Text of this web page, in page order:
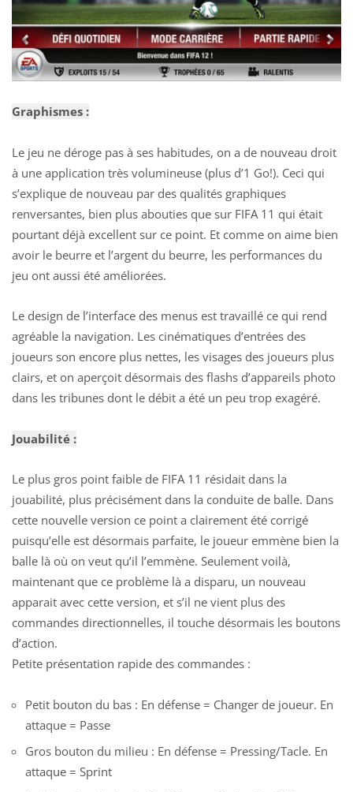
Graphismes :
Le jeu ne déroge pas à ses habitudes, on a de nouveau droit
à une application très volumineuse (plus d’1 Go!). Ceci qui
s’explique de nouveau par des qualités graphiques
renversantes, bien plus abouties que sur FIFA 11 qui était
pourtant déjà excellent sur ce point. Et comme on aime bien
avoir le beurre et l’argent du beurre, les performances du
jeu ont aussi été améliorées.
Le design de l’interface des menus est travaillé ce qui rend
agréable la navigation. Les cinématiques d’entrées des
joueurs son encore plus nettes, les visages des joueurs plus
clairs, et on aperçoit désormais des flashs d’appareils photo
dans les tribunes dont le débit a été un peu trop exagéré.
Jouabilité :
Le plus gros point faible de FIFA 11 résidait dans la
jouabilité, plus précisément dans la conduite de balle. Dans
cette nouvelle version ce point a clairement été corrigé
puisqu’elle est désormais parfaite, le joueur emmène bien la
balle là où on veut qu’il l’emmène. Seulement voilà,
maintenant que ce problème là a disparu, un nouveau
apparait avec cette version, et s’il ne vient plus des
commandes directionnelles, il touche désormais les boutons
d’action.
Petite présentation rapide des commandes :
Petit bouton du bas : En défense = Changer de joueur. En
attaque = Passe
Gros bouton du milieu : En défense = Pressing/Tacle. En
attaque = Sprint